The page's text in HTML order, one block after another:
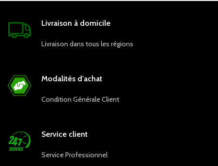
Livraison à domicile
Livraison dans tous les régions
Modalités d'achat
Condition Générale Client
Service client
Service Professionnel